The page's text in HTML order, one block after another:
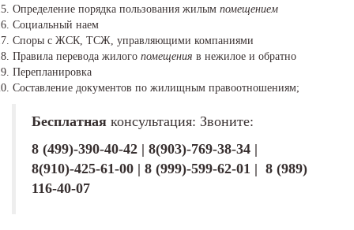
Определение порядка пользования жилым помещением
Социальный наем
Споры с ЖСК, ТСЖ, управляющими компаниями
Правила перевода жилого помещения в нежилое и обратно
Перепланировка
Составление документов по жилищным правоотношениям;
Бесплатная консультация: Звоните:
8 (499)-390-40-42 | 8(903)-769-38-34 |
8(910)-425-61-00 | 8 (999)-599-62-01 | 8 (989)
116-40-07